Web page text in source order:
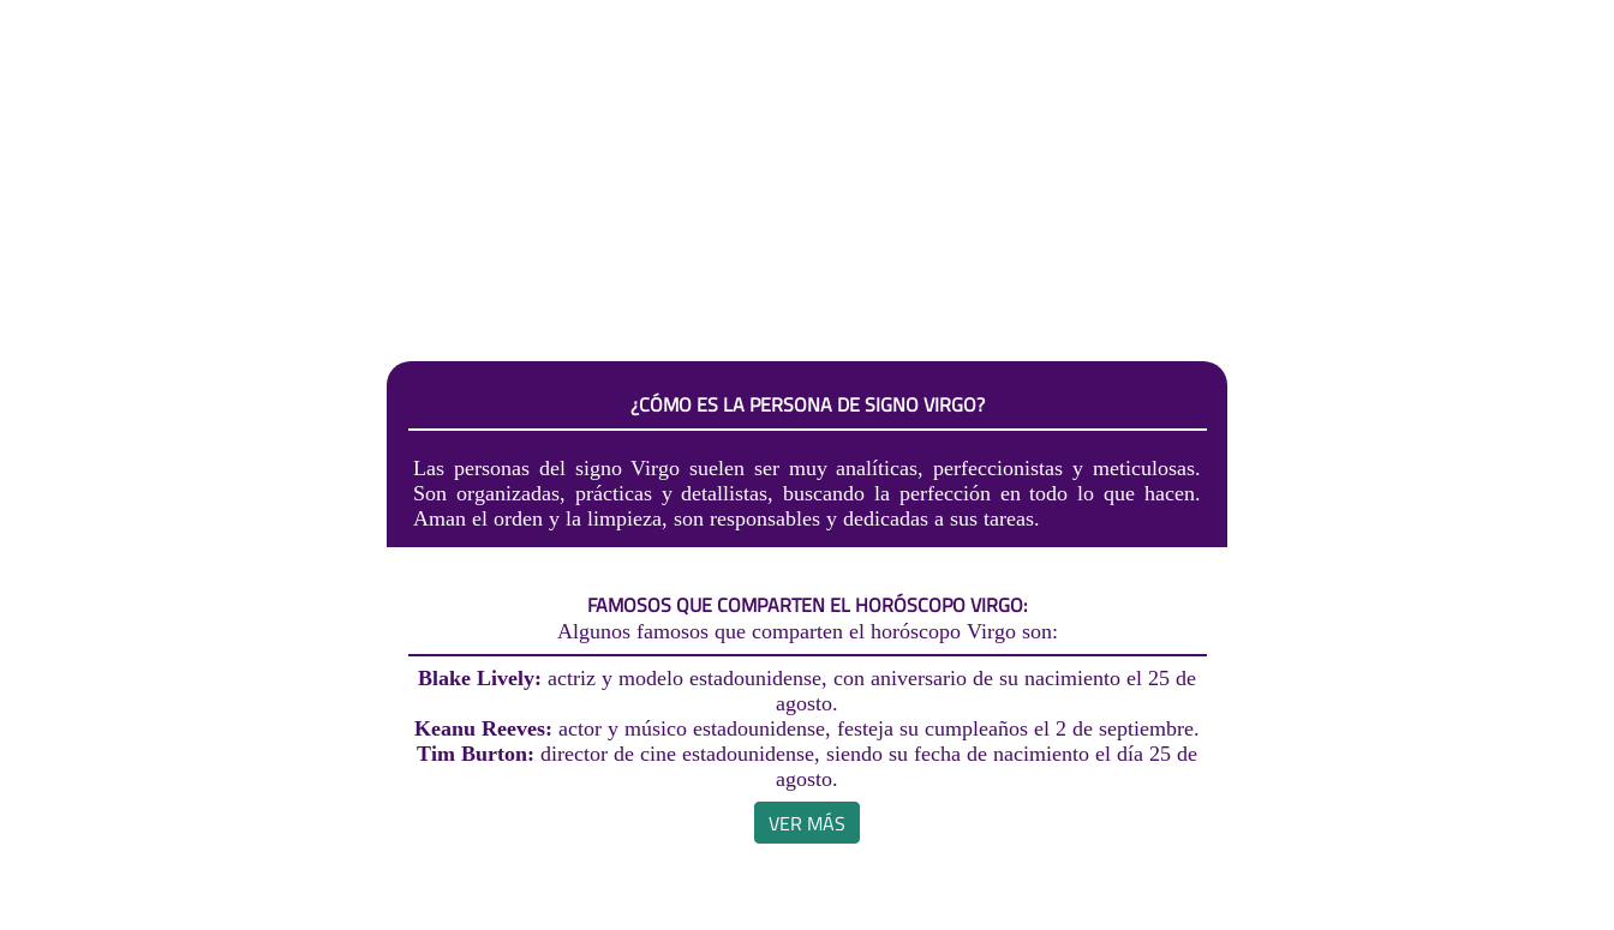
¿CÓMO ES LA PERSONA DE SIGNO VIRGO?
Las personas del signo Virgo suelen ser muy analíticas, perfeccionistas y meticulosas.
Son organizadas, prácticas y detallistas, buscando la perfección en todo lo que hacen.
Aman el orden y la limpieza, son responsables y dedicadas a sus tareas.
FAMOSOS QUE COMPARTEN EL HORÓSCOPO VIRGO:
Algunos famosos que comparten el horóscopo Virgo son:
Blake Lively: actriz y modelo estadounidense, con aniversario de su nacimiento el 25 de
agosto.
Keanu Reeves: actor y músico estadounidense, festeja su cumpleaños el 2 de septiembre.
Tim Burton: director de cine estadounidense, siendo su fecha de nacimiento el día 25 de
agosto.
VER MÁS